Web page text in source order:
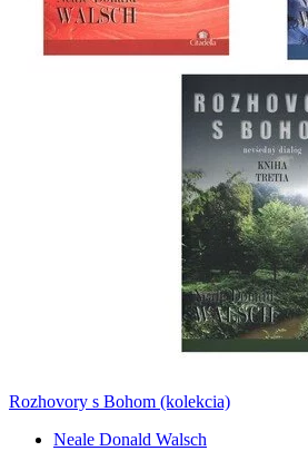
Rozhovory s Bohom (kolekcia)
Neale Donald Walsch